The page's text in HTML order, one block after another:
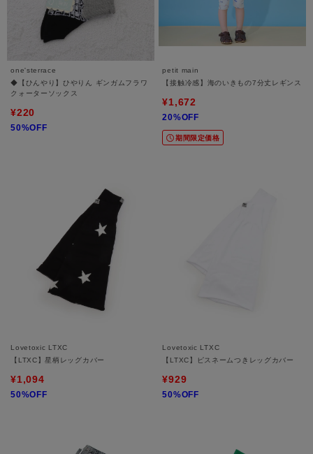
one'sterrace
◆【ひんやり】ひやりん ギンガムフラワ
クォーターソックス
¥220
50%OFF
petit main
【接触冷感】海のいきもの7分丈レギンス
¥1,672
20%OFF
期間限定価格
Lovetoxic LTXC
【LTXC】星柄レッグカバー
¥1,094
50%OFF
Lovetoxic LTXC
【LTXC】ピスネームつきレッグカバー
¥929
50%OFF